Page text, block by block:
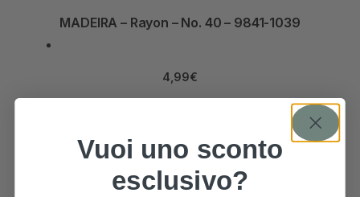
MADEIRA – Rayon – No. 40 – 9841-1039
4,99€
Vuoi uno sconto
esclusivo?